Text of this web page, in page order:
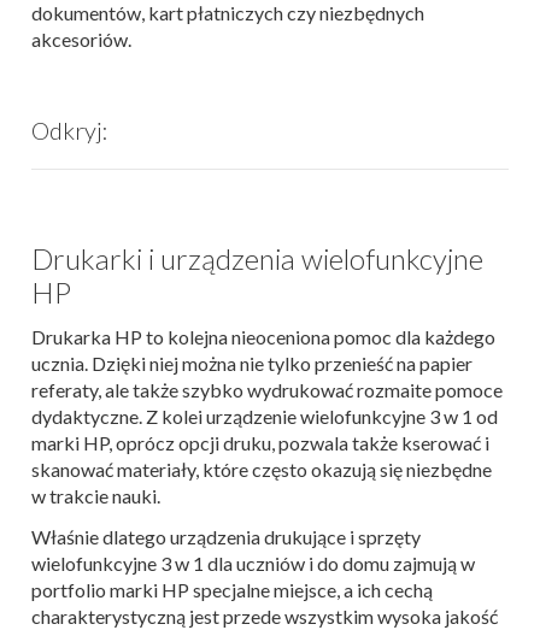
dokumentów, kart płatniczych czy niezbędnych
akcesoriów.
Odkryj:
Drukarki i urządzenia wielofunkcyjne
HP
Drukarka HP to kolejna nieoceniona pomoc dla każdego
ucznia. Dzięki niej można nie tylko przenieść na papier
referaty, ale także szybko wydrukować rozmaite pomoce
dydaktyczne. Z kolei urządzenie wielofunkcyjne 3 w 1 od
marki HP, oprócz opcji druku, pozwala także kserować i
skanować materiały, które często okazują się niezbędne
w trakcie nauki.
Właśnie dlatego urządzenia drukujące i sprzęty
wielofunkcyjne 3 w 1 dla uczniów i do domu zajmują w
portfolio marki HP specjalne miejsce, a ich cechą
charakterystyczną jest przede wszystkim wysoka jakość